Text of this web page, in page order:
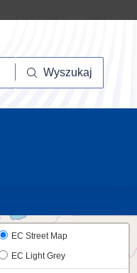
Wyszukaj
EC Street Map
EC Light Grey